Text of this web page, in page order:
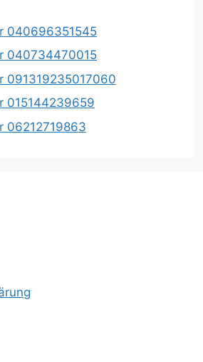
040696351545
040734470015
091319235017060
015144239659
06212719863